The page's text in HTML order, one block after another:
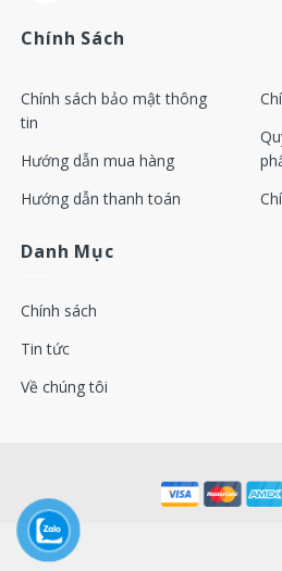
39428305 39875539 39877618
Controller Panel P.N
1900070001 1900070003
1900520011 1900520001
1900071002 1900071281
1900070122 1900070102
Chính Sách
Chính sách bảo mật thông
tin
Hướng dẫn mua hàng
Hướng dẫn thanh toán
Danh Mục
Chính sách
Tin tức
Về chúng tôi